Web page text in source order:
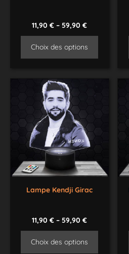
11,90€ –59,90€
Choix des options
Lampe Kendji Girac
11,90€ –59,90€
Choix des options